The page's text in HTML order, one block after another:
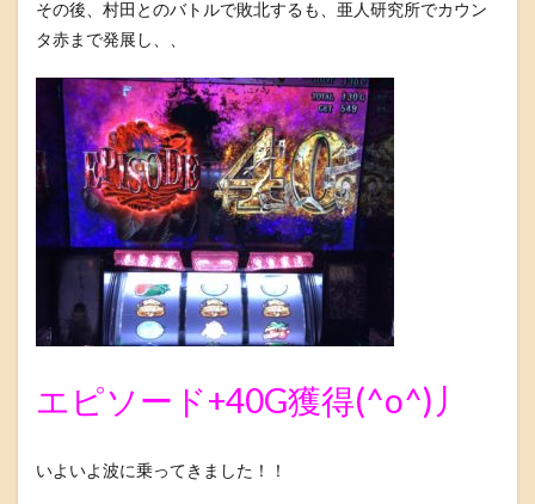
その後、村田とのバトルで敗北するも、亜人研究所でカウン
タ赤まで発展し、、
エピソード+40G獲得(^o^)丿
いよいよ波に乗ってきました！！